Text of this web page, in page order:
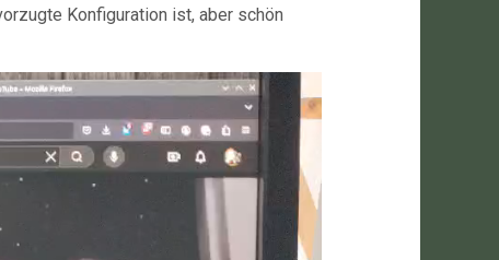
Konfiguration ist, aber schön